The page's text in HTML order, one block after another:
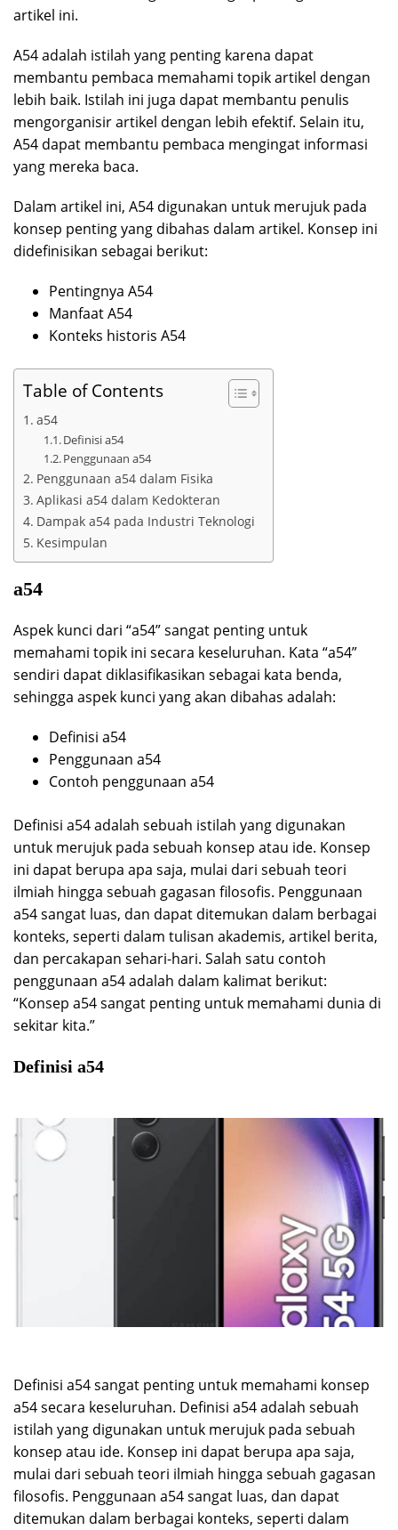
artikel ini.
A54 adalah istilah yang penting karena dapat
membantu pembaca memahami topik artikel dengan
lebih baik. Istilah ini juga dapat membantu penulis
mengorganisir artikel dengan lebih efektif. Selain itu,
A54 dapat membantu pembaca mengingat informasi
yang mereka baca.
Dalam artikel ini, A54 digunakan untuk merujuk pada
konsep penting yang dibahas dalam artikel. Konsep ini
didefinisikan sebagai berikut:
Pentingnya A54
Manfaat A54
Konteks historis A54
Table of Contents
a54
Definisi a54
Penggunaan a54
Penggunaan a54 dalam Fisika
Aplikasi a54 dalam Kedokteran
Dampak a54 pada Industri Teknologi
Kesimpulan
a54
Aspek kunci dari “a54” sangat penting untuk
memahami topik ini secara keseluruhan. Kata “a54”
sendiri dapat diklasifikasikan sebagai kata benda,
sehingga aspek kunci yang akan dibahas adalah:
Definisi a54
Penggunaan a54
Contoh penggunaan a54
Definisi a54 adalah sebuah istilah yang digunakan
untuk merujuk pada sebuah konsep atau ide. Konsep
ini dapat berupa apa saja, mulai dari sebuah teori
ilmiah hingga sebuah gagasan filosofis. Penggunaan
a54 sangat luas, dan dapat ditemukan dalam berbagai
konteks, seperti dalam tulisan akademis, artikel berita,
dan percakapan sehari-hari. Salah satu contoh
penggunaan a54 adalah dalam kalimat berikut:
“Konsep a54 sangat penting untuk memahami dunia di
sekitar kita.”
Definisi a54
Definisi a54 sangat penting untuk memahami konsep
a54 secara keseluruhan. Definisi a54 adalah sebuah
istilah yang digunakan untuk merujuk pada sebuah
konsep atau ide. Konsep ini dapat berupa apa saja,
mulai dari sebuah teori ilmiah hingga sebuah gagasan
filosofis. Penggunaan a54 sangat luas, dan dapat
ditemukan dalam berbagai konteks, seperti dalam